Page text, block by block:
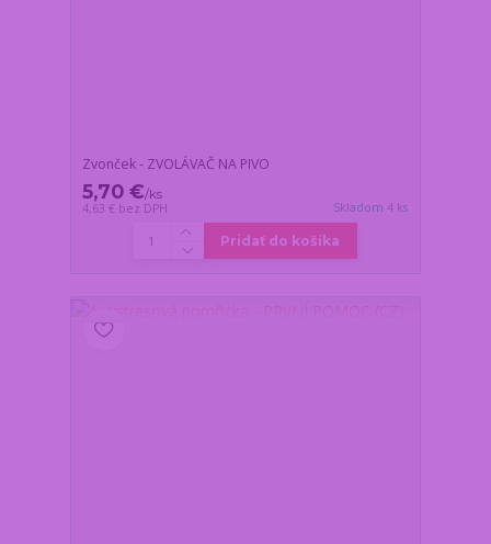
Zvonček - ZVOLÁVAČ NA PIVO
5,70 €/ks
4,63 € bez DPH Skladom 4 ks
Pridať do košíka